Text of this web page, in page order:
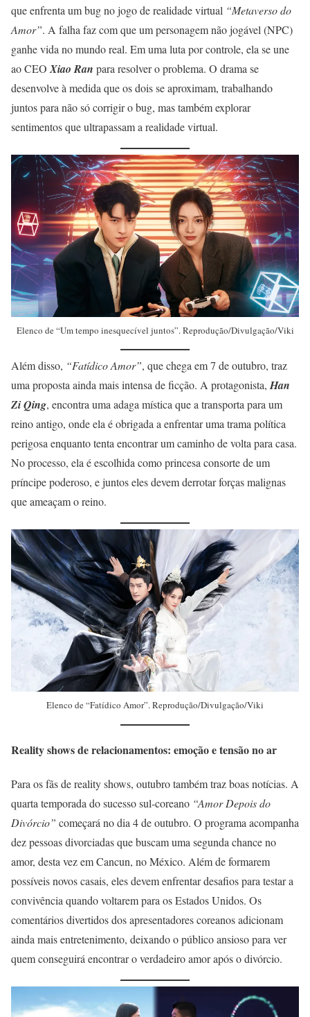
que enfrenta um bug no jogo de realidade virtual “Metaverso do
Amor”. A falha faz com que um personagem não jogável (NPC)
ganhe vida no mundo real. Em uma luta por controle, ela se une
ao CEOXiao Ran para resolver o problema. O drama se
desenvolve à medida que os dois se aproximam, trabalhando
juntos para não só corrigir o bug, mas também explorar
sentimentos que ultrapassam a realidade virtual.
Elenco de “Um tempo inesquecível juntos”. Reprodução/Divulgação/Viki
Além disso, “Fatídico Amor”, que chega em 7 de outubro, traz
uma proposta ainda mais intensa de ficção. A protagonista,Han
Zi Qing, encontra uma adaga mística que a transporta para um
reino antigo, onde ela é obrigada a enfrentar uma trama política
perigosa enquanto tenta encontrar um caminho de volta para casa.
No processo, ela é escolhida como princesa consorte de um
príncipe poderoso, e juntos eles devem derrotar forças malignas
que ameaçam o reino.
Elenco de “Fatídico Amor”. Reprodução/Divulgação/Viki
Reality shows de relacionamentos: emoção e tensão no ar
Para os fãs de reality shows, outubro também traz boas notícias. A
quarta temporada do sucesso sul-coreano “Amor Depois do
Divórcio” começará no dia 4 de outubro. O programa acompanha
dez pessoas divorciadas que buscam uma segunda chance no
amor, desta vez em Cancun, no México. Além de formarem
possíveis novos casais, eles devem enfrentar desafios para testar a
convivência quando voltarem para os Estados Unidos. Os
comentários divertidos dos apresentadores coreanos adicionam
ainda mais entretenimento, deixando o público ansioso para ver
quem conseguirá encontrar o verdadeiro amor após o divórcio.